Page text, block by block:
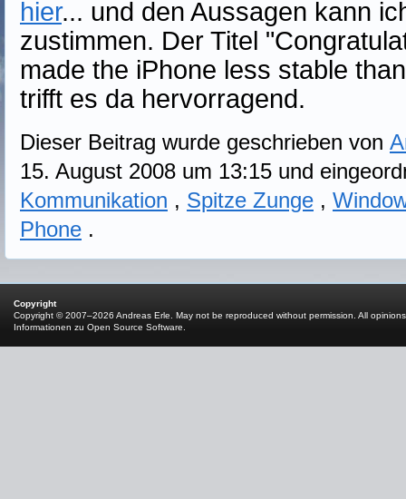
hier... und den Aussagen kann
zustimmen. Der Titel
made the iPhone less stable
trifft es da hervorragend.
Dieser Beitrag wurde geschrieben von
15. August 2008 um 13:15 und
Kommunikation , Spitze Zunge ,
Phone .
Copyright
Copyright © 2007–2026 Andreas Erle. May not be reproduced without permission. All
Informationen zu Open Source Software